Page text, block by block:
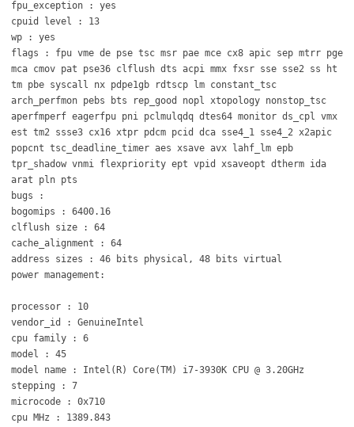
fpu_exception : yes
cpuid level : 13
wp : yes
flags : fpu vme de pse tsc msr pae mce cx8 apic sep mtrr pge
mca cmov pat pse36 clflush dts acpi mmx fxsr sse sse2 ss ht
tm pbe syscall nx pdpe1gb rdtscp lm constant_tsc
arch_perfmon pebs bts rep_good nopl xtopology nonstop_tsc
aperfmperf eagerfpu pni pclmulqdq dtes64 monitor ds_cpl vmx
est tm2 ssse3 cx16 xtpr pdcm pcid dca sse4_1 sse4_2 x2apic
popcnt tsc_deadline_timer aes xsave avx lahf_lm epb
tpr_shadow vnmi flexpriority ept vpid xsaveopt dtherm ida
arat pln pts
bugs :
bogomips : 6400.16
clflush size : 64
cache_alignment : 64
address sizes : 46 bits physical, 48 bits virtual
power management:
processor : 10
vendor_id : GenuineIntel
cpu family : 6
model : 45
model name : Intel(R) Core(TM) i7-3930K CPU @ 3.20GHz
stepping : 7
microcode : 0x710
cpu MHz : 1389.843